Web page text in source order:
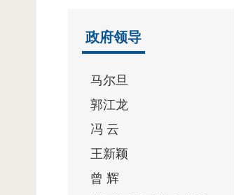
政府领导
马尔旦
郭江龙
冯 云
王新颖
曾 辉